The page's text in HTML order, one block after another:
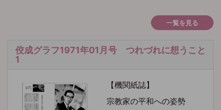
一覧を見る
佼成グラフ1971年01月号 つれづれに想うこと
1
【機関紙誌】
宗教家の平和への姿勢